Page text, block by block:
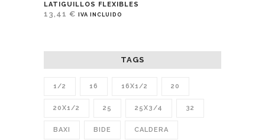
LATIGUILLOS FLEXIBLES
13,41 € IVA INCLUIDO
TAGS
1/2 16 16X1/2 20
20X1/2 25 25X3/4 32
BAXI BIDE CALDERA